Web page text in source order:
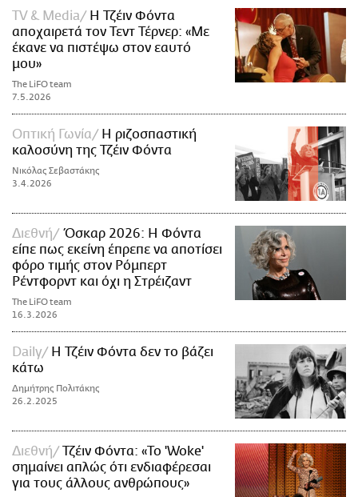
TV & Media
Η Τζέιν Φόντα
αποχαιρετά τον Τεντ Τέρνερ: «Με
έκανε να πιστέψω στον εαυτό
μου»
The LiFO team
7.5.2026
Οπτική Γωνία
H ριζοσπαστική
καλοσύνη της Τζέιν Φόντα
Νικόλας Σεβαστάκης
3.4.2026
Διεθνή
Όσκαρ 2026: Η Φόντα
είπε πως εκείνη έπρεπε να αποτίσει
φόρο τιμής στον Ρόμπερτ
Ρέντφορντ και όχι η Στρέιζαντ
The LiFO team
16.3.2026
Daily
Η Τζέιν Φόντα δεν το βάζει
κάτω
Δημήτρης Πολιτάκης
26.2.2025
Διεθνή
Τζέιν Φόντα: «Το 'Woke'
σημαίνει απλώς ότι ενδιαφέρεσαι
για τους άλλους ανθρώπους»